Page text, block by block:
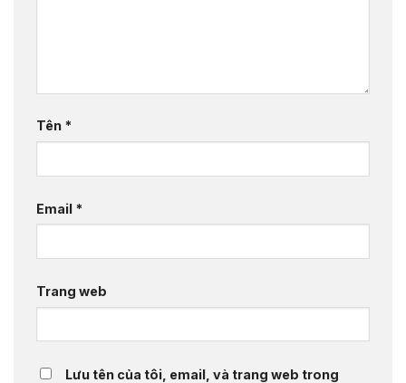
Tên *
Email *
Trang web
Lưu tên của tôi, email, và trang web trong